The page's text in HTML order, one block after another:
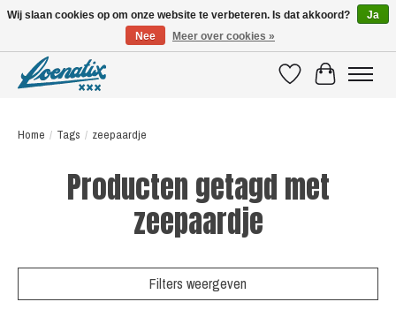
VerlanglijstWinkelwagen
Home / Tags / zeepaardje
Producten getagd met
zeepaardje
Filters weergeven
Wij slaan cookies op om onze website te verbeteren. Is dat akkoord?
Ja
Nee
Meer over cookies »